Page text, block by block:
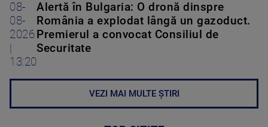
08-
08-
2026
13:20
Alertă în Bulgaria: O dronă dinspre
România a explodat lângă un gazoduct.
Premierul a convocat Consiliul de
Securitate
VEZI MAI MULTE ȘTIRI